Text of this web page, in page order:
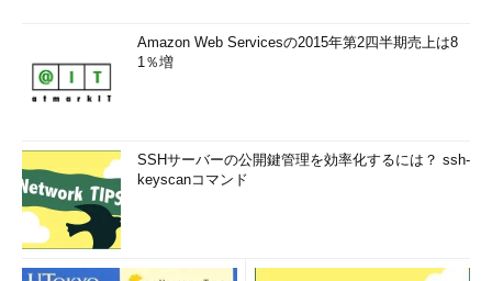
Amazon Web Servicesの2015年第2四半期売上は8
1％増
SSHサーバーの公開鍵管理を効率化するには？ ssh-
keyscanコマンド